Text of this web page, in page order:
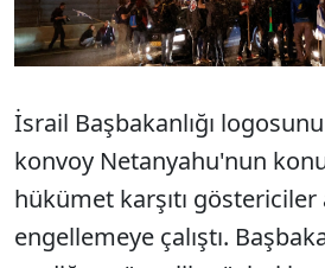
İsrail Başbakanlığı
konvoy Netanyahu'nun
hükümet karşıtı göstericiler
engellemeye çalıştı.